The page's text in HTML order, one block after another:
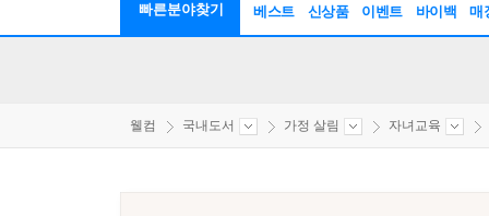
빠른분야찾기 베스트 신상품 이벤트 바이백 매
웰컴 국내도서 가정 살림 자녀교육